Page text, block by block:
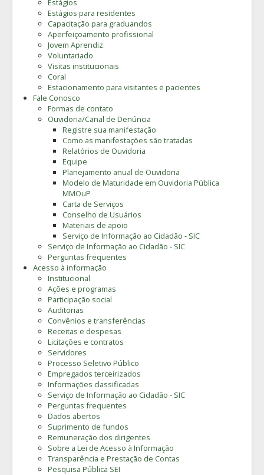
Estágios
Estágios para residentes
Capacitação para graduandos
Aperfeiçoamento profissional
Jovem Aprendiz
Voluntariado
Visitas institucionais
Coral
Estacionamento para visitantes e pacientes
Fale Conosco
Formas de contato
Ouvidoria/Canal de Denúncia
Registre sua manifestação
Como as manifestações são tratadas
Relatórios de Ouvidoria
Equipe
Planejamento anual de Ouvidoria
Modelo de Maturidade em Ouvidoria Pública
MMOuP
Carta de Serviços
Conselho de Usuários
Materiais de apoio
Serviço de Informação ao Cidadão - SIC
Serviço de Informação ao Cidadão - SIC
Perguntas frequentes
Acesso à informação
Institucional
Ações e programas
Participação social
Auditorias
Convênios e transferências
Receitas e despesas
Licitações e contratos
Servidores
Processo Seletivo Público
Empregados terceirizados
Informações classificadas
Serviço de Informação ao Cidadão - SIC
Perguntas frequentes
Dados abertos
Suprimento de fundos
Remuneração dos dirigentes
Sobre a Lei de Acesso à Informação
Transparência e Prestação de Contas
Pesquisa Pública SEI